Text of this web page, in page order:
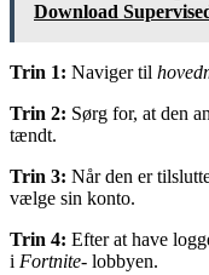
Download
Trin 1: Naviger til
Trin 2: Sørg for, at den
tændt.
Trin 3: Når den er
vælge sin konto.
Trin 4: Efter at have
i Fortnite- lobbyen.